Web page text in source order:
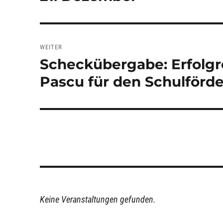
WEITER
Nächster
Beitrag:
Scheckübergabe:
Pascu für den
Keine Veranstaltungen gefunden.